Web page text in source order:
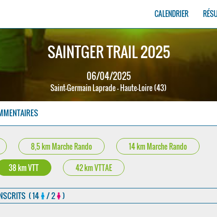
CALENDRIER
SAINTGER TRAIL 2025
06/04/2025
Saint-Germain Laprade - Haute-Loire (43)
8,5 km Marche Rando
14 km Marche Rando
38 km VTT 42 km VTTAE
( 14 / 2 )